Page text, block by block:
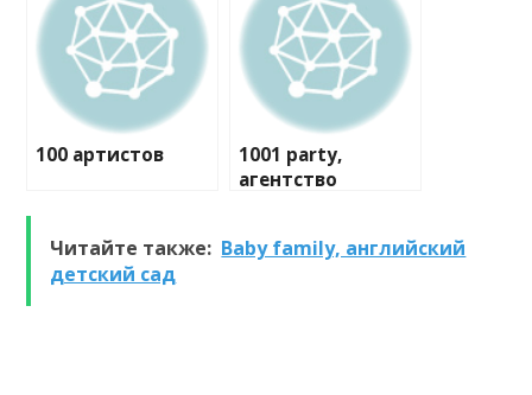
100 артистов
1001 party,
агентство
Читайте также: Baby family, английский
детский сад